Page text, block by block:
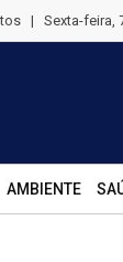
| Sexta-feira,
AMBIENTE